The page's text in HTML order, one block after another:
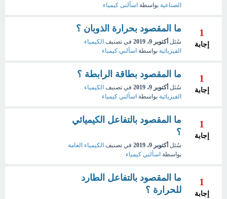
الصناعية بواسطة اسألنى كيمياء
1
إجابة
ما المقصود بحرارة الذوبان ؟
سُئل أكتوبر 9، 2019 في تصنيف الكيمياء
الفيزيائية بواسطة اسألني كيمياء
1
إجابة
ما المقصود بطاقة الرابطة ؟
سُئل أكتوبر 9، 2019 في تصنيف الكيمياء
الفيزيائية بواسطة اسألني كيمياء
1
إجابة
ما المقصود بالتفاعل الكيميائي
؟
سُئل أكتوبر 9، 2019 في تصنيف الكيمياء العامة
بواسطة اسألني كيمياء
1
إجابة
ما المقصود بالتفاعل الطارد
للحرارة ؟